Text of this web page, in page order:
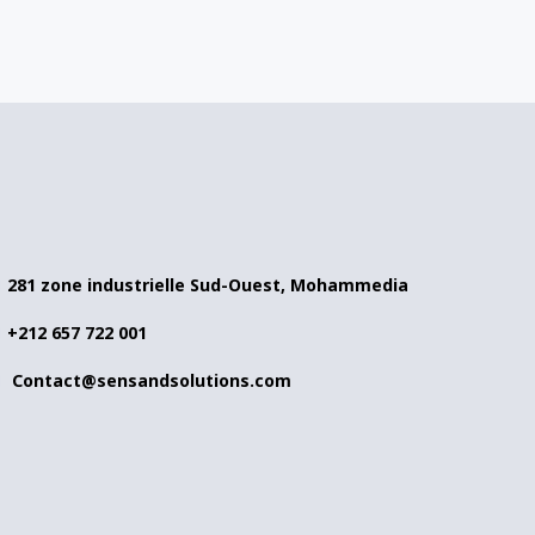
281 zone industrielle Sud-Ouest, Mohammedia
+212 657 722 001
Contact@sensandsolutions.com